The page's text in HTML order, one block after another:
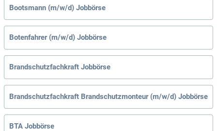
Bootsmann (m/w/d) Jobbörse
Botenfahrer (m/w/d) Jobbörse
Brandschutzfachkraft Jobbörse
Brandschutzfachkraft Brandschutzmonteur (m/w/d) Jobbörse
BTA Jobbörse